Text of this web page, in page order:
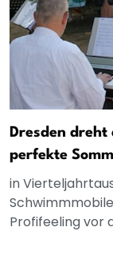
Dresden
perfekte
in
Profifeeling vor